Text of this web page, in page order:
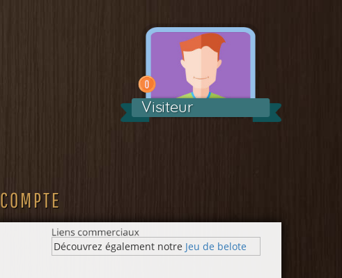
Visiteur
COMPTE
Découvrez également notre Jeu de belote